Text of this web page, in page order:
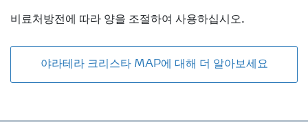
비료처방전에 따라 양을 조절하여 사용하십시오.
야라테라 크리스타 MAP에 대해 더 알아보세요